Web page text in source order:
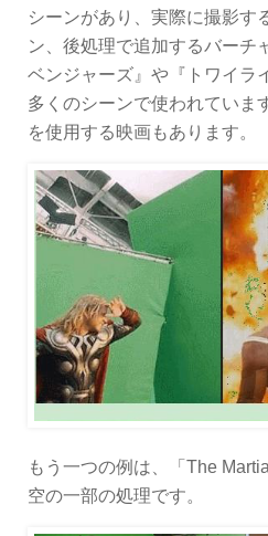
シーンがあり、実際に撮影す
ン、後処理で追加するバーチ
ベンジャーズ』や『トワイラ
多くのシーンで使われていま
を使用する映画もあります。
もう一つの例は、「The
空の一部の処理です。